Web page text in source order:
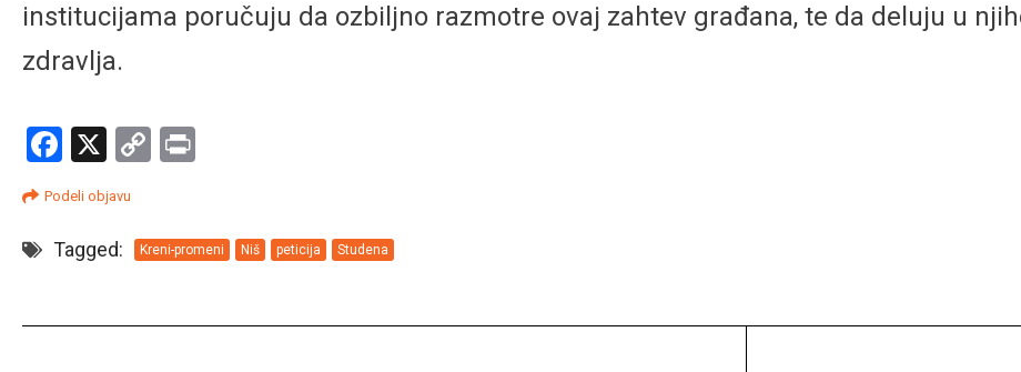
institucijama poručuju da ozbiljno razmotre ovaj zahtev građana, te da deluju u
zdravlja.
Facebook
X
Copy
Podeli objavu
Tagged: Kreni-promeni Niš peticija Studena